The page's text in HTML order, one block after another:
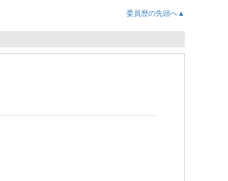
委員歴の先頭へ▲